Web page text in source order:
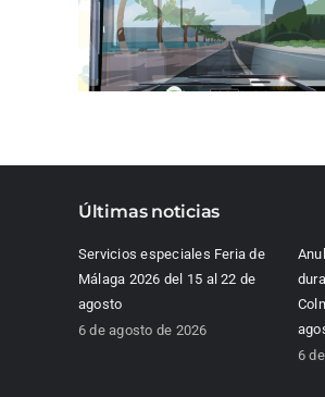
Últimas noticias
Servicios especiales Feria de
Málaga 2026 del 15 al 22 de
agosto
6 de agosto de 2026
6